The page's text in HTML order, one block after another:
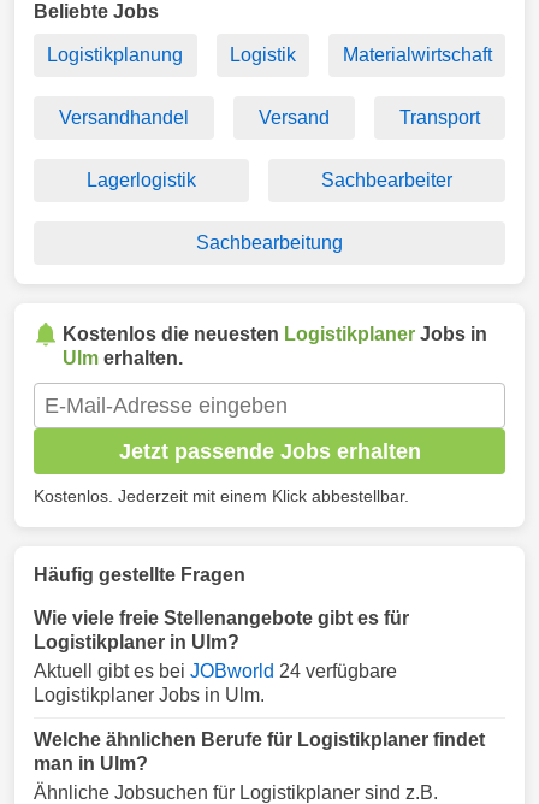
Beliebte Jobs
Logistikplanung Logistik Materialwirtschaft
Versandhandel Versand Transport
Lagerlogistik Sachbearbeiter
Sachbearbeitung
Kostenlos die neuesten Logistikplaner Jobs in
Ulm erhalten.
Jetzt passende Jobs erhalten
Kostenlos. Jederzeit mit einem Klick abbestellbar.
Häufig gestellte Fragen
Wie viele freie Stellenangebote gibt es für
Logistikplaner in Ulm?
Aktuell gibt es bei JOBworld 24 verfügbare
Logistikplaner Jobs in Ulm.
Welche ähnlichen Berufe für Logistikplaner findet
man in Ulm?
Ähnliche Jobsuchen für Logistikplaner sind z.B.